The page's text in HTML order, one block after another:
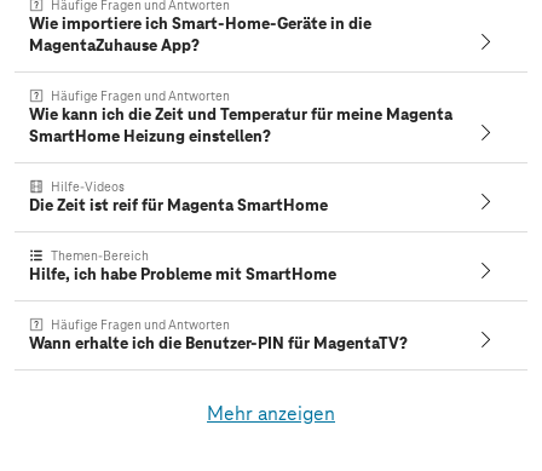
Häufige Fragen und Antworten
Wie importiere ich Smart-Home-Geräte in die
MagentaZuhause App?
Häufige Fragen und Antworten
Wie kann ich die Zeit und Temperatur für meine Magenta
SmartHome Heizung einstellen?
Hilfe-Videos
Die Zeit ist reif für Magenta SmartHome
Themen-Bereich
Hilfe, ich habe Probleme mit SmartHome
Häufige Fragen und Antworten
Wann erhalte ich die Benutzer-PIN für MagentaTV?
Mehr anzeigen